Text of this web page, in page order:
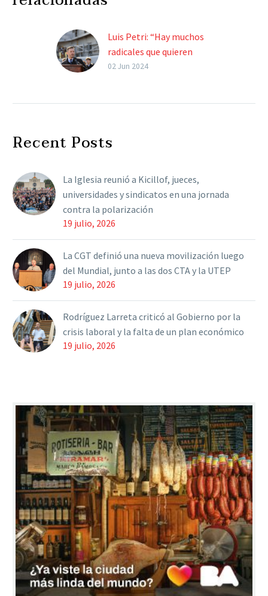
Luis Petri: “Hay muchos
radicales que quieren
conformar un frente con
electorados. Nuestro
proceso que estamos
llevando adelante por
Javier Milei”, añadió. El…
02 Jun 2024
Recent Posts
La Iglesia reunió a Kicillof, jueces,
universidades y sindicatos en una jornada
contra la polarización
19 julio, 2026
La CGT definió una nueva movilización luego
del Mundial, junto a las dos CTA y la UTEP
19 julio, 2026
Rodríguez Larreta criticó al Gobierno por la
crisis laboral y la falta de un plan económico
19 julio, 2026